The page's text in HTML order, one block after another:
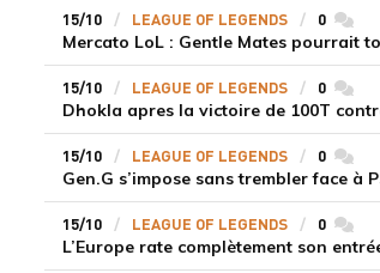
15/10 LEAGUE OF LEGENDS 0
Mercato LoL : Gentle Mates pourrait
15/10 LEAGUE OF LEGENDS 0
Dhokla apres la victoire de 100T
15/10 LEAGUE OF LEGENDS 0
Gen.G s’impose sans trembler face à
15/10 LEAGUE OF LEGENDS 0
L’Europe rate complètement son